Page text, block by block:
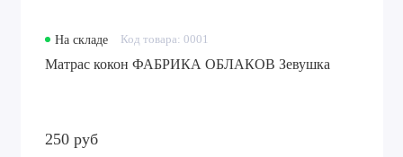
На складе Код товара: 0001
Матрас кокон ФАБРИКА ОБЛАКОВ Зевушка
250 руб